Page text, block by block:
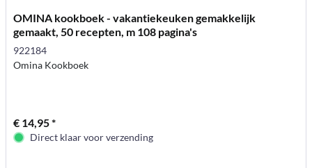
OMINA kookboek - vakantiekeuken gemakkelijk
gemaakt, 50 recepten, m 108 pagina's
922184
Omina Kookboek
€ 14,95 *
Direct klaar voor verzending